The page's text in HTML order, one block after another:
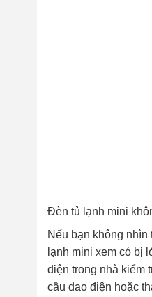
Đèn tủ lạnh mini
Nếu bạn không nhìn
lạnh mini xem có bị
điện trong nhà kiểm
cầu dao điện hoặc